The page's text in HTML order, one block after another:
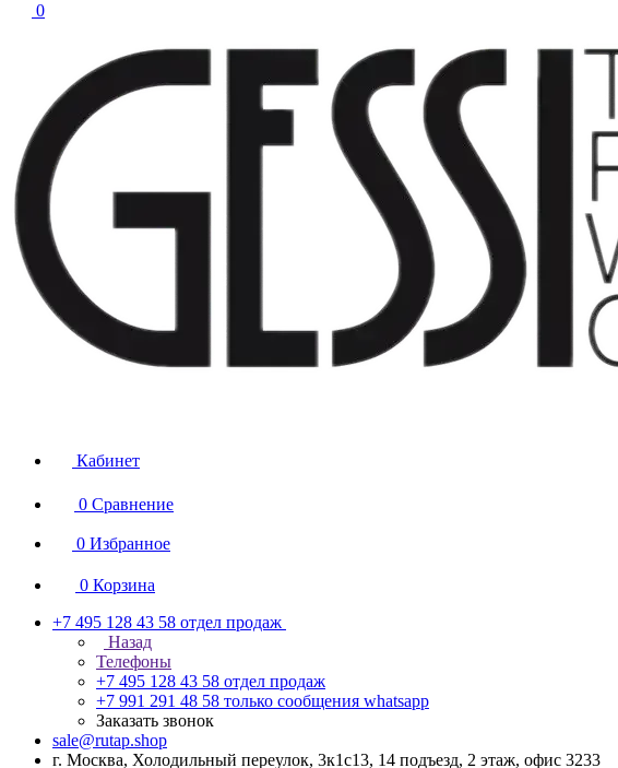
0
Кабинет
0 Сравнение
0 Избранное
0 Корзина
+7 495 128 43 58 отдел продаж
Назад
Телефоны
+7 495 128 43 58 отдел продаж
+7 991 291 48 58 только сообщения whatsapp
Заказать звонок
sale@rutap.shop
г. Москва, Холодильный переулок, 3к1с13, 14 подъезд, 2 этаж, офис 3233